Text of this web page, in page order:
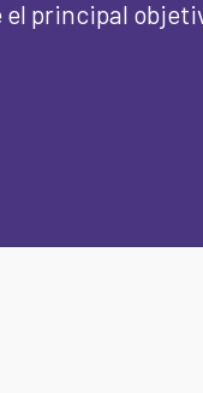
principal